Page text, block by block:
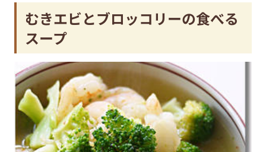
むきエビとブロッコリーの食べる
スープ